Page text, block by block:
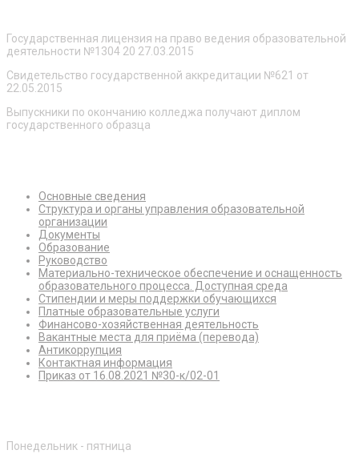
Государственная лицензия на право ведения образовательной
деятельности №1304 20 27.03.2015
Свидетельство государственной аккредитации №621 от
22.05.2015
Выпускники по окончанию колледжа получают диплом
государственного образца
Основные сведения
Структура и органы управления образовательной
организации
Документы
Образование
Руководство
Материально-техническое обеспечение и оснащенность
образовательного процесса. Доступная среда
Стипендии и меры поддержки обучающихся
Платные образовательные услуги
Финансово-хозяйственная деятельность
Вакантные места для приёма (перевода)
Антикоррупция
Контактная информация
Приказ от 16.08.2021 №30-к/02-01
Понедельник - пятница